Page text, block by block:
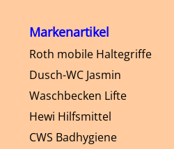
Markenartikel
Roth mobile Haltegriffe
Dusch-WC Jasmin
Waschbecken Lifte
Hewi Hilfsmittel
CWS Badhygiene